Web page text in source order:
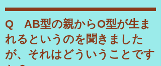
Q AB型の親からO型が生ま
れるというのを聞きました
が、それはどういうことです